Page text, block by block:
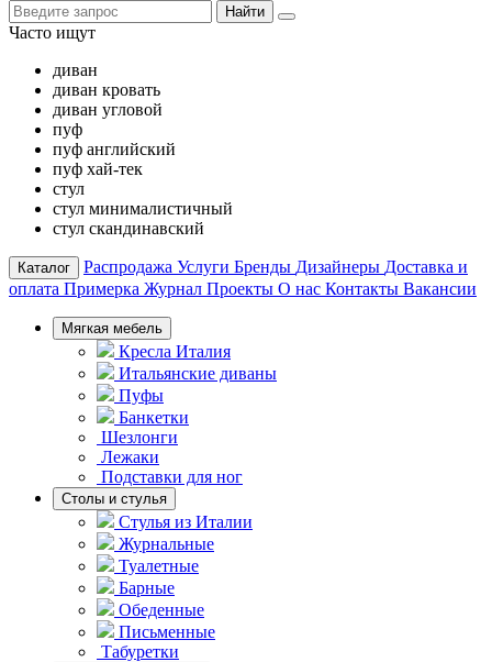
Найти
Часто ищут
диван
диван кровать
диван угловой
пуф
пуф английский
пуф хай-тек
стул
стул минималистичный
стул скандинавский
Каталог Распродажа Услуги Бренды Дизайнеры Доставка и
оплата Примерка Журнал Проекты О нас Контакты Вакансии
Мягкая мебель
Кресла Италия
Итальянские диваны
Пуфы
Банкетки
Шезлонги
Лежаки
Подставки для ног
Столы и стулья
Стулья из Италии
Журнальные
Туалетные
Барные
Обеденные
Письменные
Табуретки